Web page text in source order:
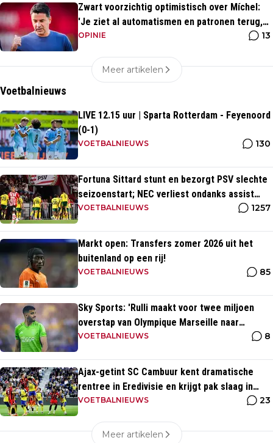
Zwart voorzichtig optimistisch over Míchel:
'Je ziet al automatismen en patronen terug,
maar...'
OPINIE 13
Meer artikelen
Voetbalnieuws
LIVE 12.15 uur | Sparta Rotterdam - Feyenoord
(0-1)
VOETBALNIEUWS 130
Fortuna Sittard stunt en bezorgt PSV slechte
seizoenstart; NEC verliest ondanks assist
Tadic
VOETBALNIEUWS 1257
Markt open: Transfers zomer 2026 uit het
buitenland op een rij!
VOETBALNIEUWS 85
Sky Sports: 'Rulli maakt voor twee miljoen
overstap van Olympique Marseille naar
Manchester City'
VOETBALNIEUWS 8
Ajax-getint SC Cambuur kent dramatische
rentree in Eredivisie en krijgt pak slaag in
eigen huis
VOETBALNIEUWS 23
Meer artikelen